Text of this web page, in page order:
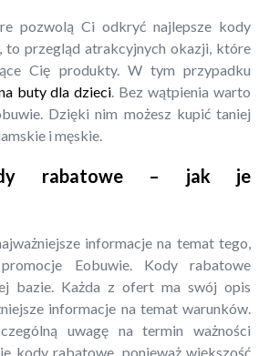
pozwolą Ci odkryć najlepsze kody
to przegląd atrakcyjnych okazji, które
Cię produkty. W tym przypadku
buty dla dzieci. Bez wątpienia warto
Dzięki nim możesz kupić taniej
i męskie.
rabatowe – jak je
informacje na temat tego,
Eobuwie. Kody rabatowe
bazie. Każda z ofert ma swój opis
informacje na temat warunków.
uwagę na termin ważności
kody rabatowe, ponieważ większość